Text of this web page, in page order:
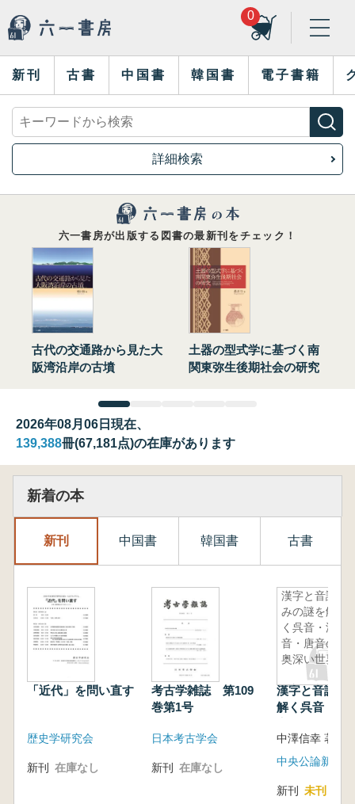
0
新刊 古書 中国書 韓国書 電子書籍
詳細検索
六一書房が出版する図書の最新刊をチェック！
古代の交通路から見た大
阪湾沿岸の古墳
土器の型式学に基づく南
関東弥生後期社会の研究
2026年08月06日現在、
139,388冊(67,181点)の在庫があります
新着の本
新刊 中国書 韓国書 古書
「近代」を問い直す
歴史学研究会
新刊 在庫なし
考古学雑誌 第109
巻第1号
日本考古学会
新刊 在庫なし
漢字と音読
みの謎を解
く呉音・漢
音・唐音の
奥深い世界
漢字と音読み
解く呉音・漢
中澤信幸 著
中央公論新社
新刊 未刊